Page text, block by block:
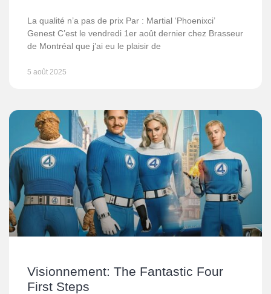
La qualité n’a pas de prix Par : Martial ‘Phoenixci’
Genest C’est le vendredi 1er août dernier chez Brasseur
de Montréal que j’ai eu le plaisir de
5 août 2025
Visionnement: The Fantastic Four
First Steps